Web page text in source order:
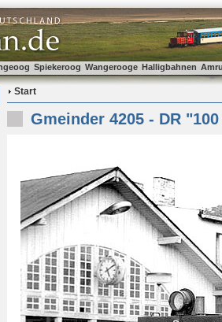
Spiekeroog Wangerooge Halligbahnen
Start
Gmeinder 4205 - DR